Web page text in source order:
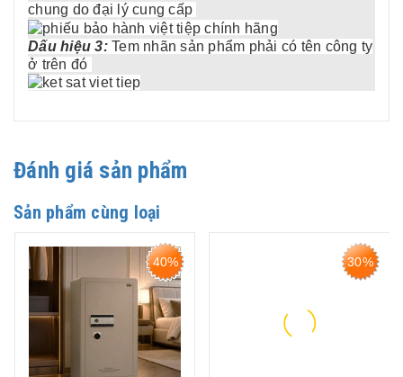
chung do đại lý cung cấp
Dấu hiệu 3: Tem nhãn sản phẩm phải có tên công ty
ở trên đó
Đánh giá sản phẩm
Sản phẩm cùng loại
40% 30%